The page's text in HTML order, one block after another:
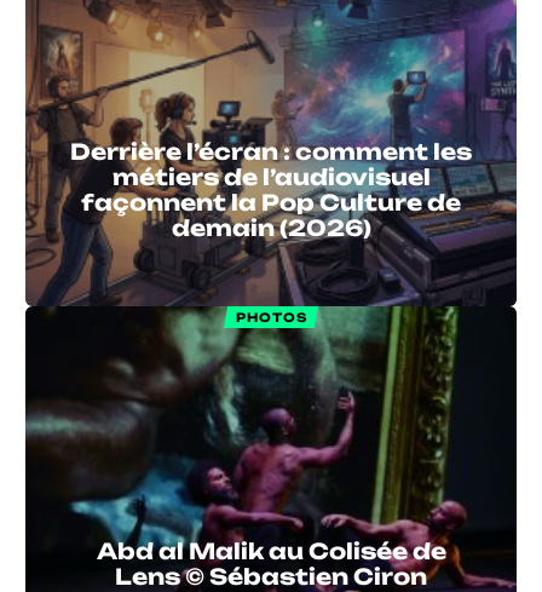
Derrière l’écran : comment les
métiers de l’audiovisuel
façonnent la Pop Culture de
demain (2026)
PHOTOS
Abd al Malik au Colisée de
Lens © Sébastien Ciron